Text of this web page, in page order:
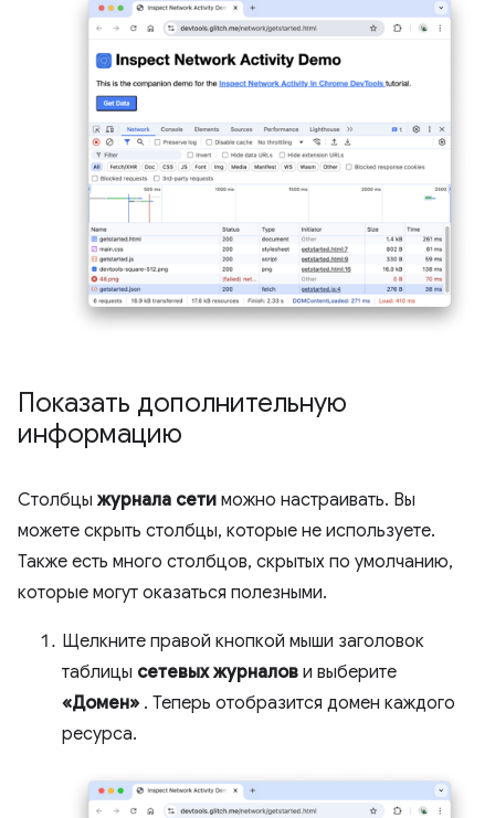
Показать дополнительную
информацию
Столбцы журнала сети можно настраивать. Вы
можете скрыть столбцы, которые не используете.
Также есть много столбцов, скрытых по умолчанию,
которые могут оказаться полезными.
Щелкните правой кнопкой мыши заголовок
таблицы сетевых журналов и выберите
«Домен» . Теперь отобразится домен каждого
ресурса.